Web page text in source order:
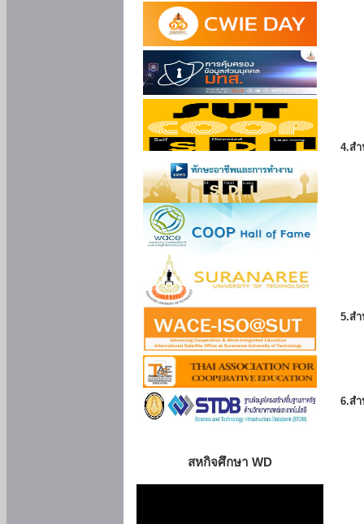
สหกิจศึกษา WD
4.ส
5.ส
6.ส